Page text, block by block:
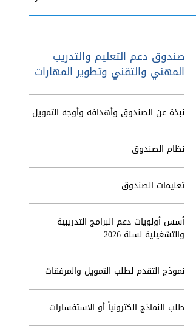
صندوق دعم التعليم والتدريب
المهني والتقني وتطوير المهارات
نبذة عن الصندوق وأهدافه وأوجه التمويل
نظام الصندوق
تعليمات الصندوق
أسس أولويات دعم البرامج التدريبية
والتشغيلية لسنة 2026
نموذج التقدم لطلب التمويل والمرفقات
طلب النماذج الكترونياً أو الاستفسارات